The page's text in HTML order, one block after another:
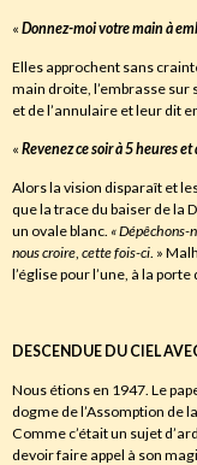
« Donnez-moi votre main à
Elles approchent sans
main droite, l’embrasse sur
et de l’annulaire et leur dit
« Revenez ce soir à 5 heures
Alors la vision disparaît et
que la trace du baiser de la
un ovale blanc. « Dépêchons-
nous croire, cette fois-ci. »
l’église pour l’une, à la
DESCENDUE DU CIEL
Nous étions en 1947. Le
dogme de l’Assomption de
Comme c’était un sujet
devoir faire appel à son